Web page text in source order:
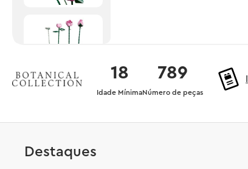
789
Número de peças
18
Idade Mínima
Destaques